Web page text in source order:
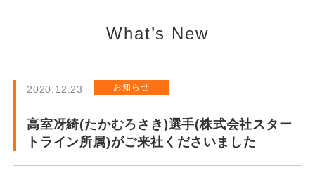
What’s New
2020.12.23 お知らせ
高室冴綺(たかむろさき)選手(株式会社スター
トライン所属)がご来社くださいました